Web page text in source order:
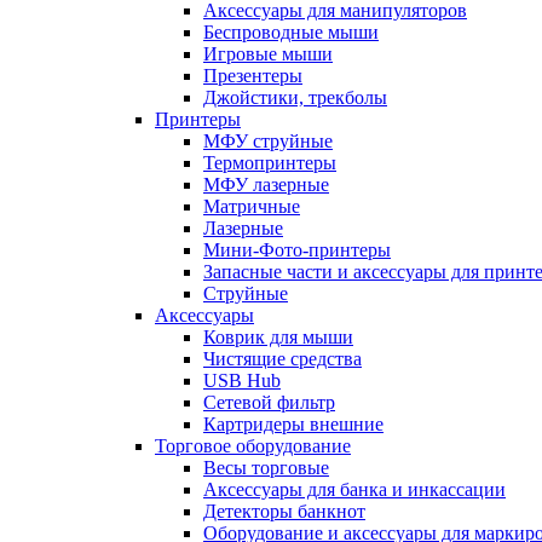
Аксессуары для манипуляторов
Беспроводные мыши
Игровые мыши
Презентеры
Джойстики, трекболы
Принтеры
МФУ струйные
Термопринтеры
МФУ лазерные
Матричные
Лазерные
Мини-Фото-принтеры
Запасные части и аксессуары для
Струйные
Аксессуары
Коврик для мыши
Чистящие средства
USB Hub
Сетевой фильтр
Картридеры внешние
Торговое оборудование
Весы торговые
Аксессуары для банка и инкассации
Детекторы банкнот
Оборудование и аксессуары для